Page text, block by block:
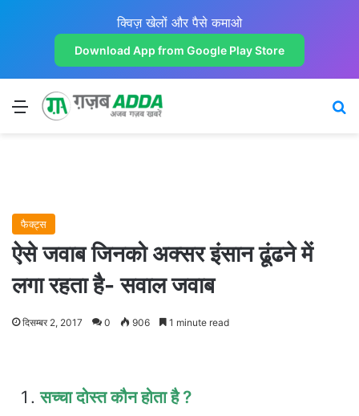
क्विज़ खेलों और पैसे कमाओ
Download App from Google Play Store
Menu
फैक्ट्स
ऐसे जवाब जिनको अक्सर इंसान ढूंढने में
लगा रहता है- सवाल जवाब
दिसम्बर 2, 2017 0 906 1 minute read
सच्चा दोस्त कौन होता है ?